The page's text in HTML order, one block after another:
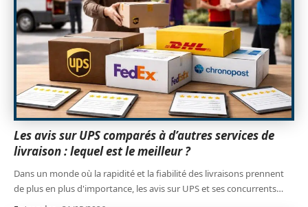
Les avis sur UPS comparés à d’autres services de
livraison : lequel est le meilleur ?
Dans un monde où la rapidité et la fiabilité des livraisons prennent
de plus en plus d'importance, les avis sur UPS et ses concurrents…